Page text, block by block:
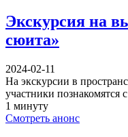
Экскурсия на
сюита»
2024-02-11
На экскурсии в
участники
1 минуту
Смотреть анонс